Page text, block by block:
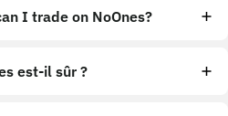
I trade on NoOnes?
est-il sûr ?